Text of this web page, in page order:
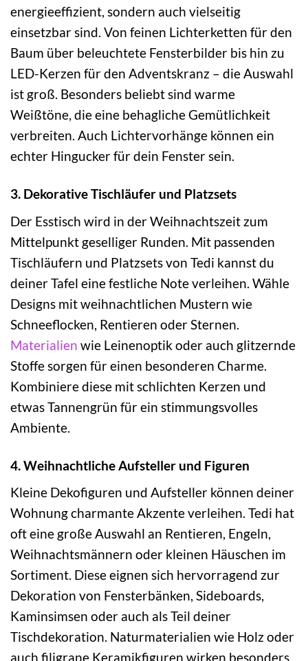
energieeffizient, sondern auch vielseitig
einsetzbar sind. Von feinen Lichterketten für den
Baum über beleuchtete Fensterbilder bis hin zu
LED-Kerzen für den Adventskranz – die Auswahl
ist groß. Besonders beliebt sind warme
Weißtöne, die eine behagliche Gemütlichkeit
verbreiten. Auch Lichtervorhänge können ein
echter Hingucker für dein Fenster sein.
3. Dekorative Tischläufer und Platzsets
Der Esstisch wird in der Weihnachtszeit zum
Mittelpunkt geselliger Runden. Mit passenden
Tischläufern und Platzsets von Tedi kannst du
deiner Tafel eine festliche Note verleihen. Wähle
Designs mit weihnachtlichen Mustern wie
Schneeflocken, Rentieren oder Sternen.
Materialien wie Leinenoptik oder auch glitzernde
Stoffe sorgen für einen besonderen Charme.
Kombiniere diese mit schlichten Kerzen und
etwas Tannengrün für ein stimmungsvolles
Ambiente.
4. Weihnachtliche Aufsteller und Figuren
Kleine Dekofiguren und Aufsteller können deiner
Wohnung charmante Akzente verleihen. Tedi hat
oft eine große Auswahl an Rentieren, Engeln,
Weihnachtsmännern oder kleinen Häuschen im
Sortiment. Diese eignen sich hervorragend zur
Dekoration von Fensterbänken, Sideboards,
Kaminsimsen oder auch als Teil deiner
Tischdekoration. Naturmaterialien wie Holz oder
auch filigrane Keramikfiguren wirken besonders